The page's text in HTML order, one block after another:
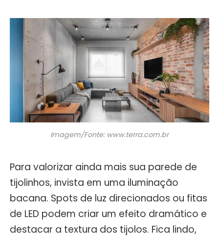
Imagem/Fonte: www.terra.com.br
Para valorizar ainda mais sua parede de
tijolinhos, invista em uma iluminação
bacana. Spots de luz direcionados ou fitas
de LED podem criar um efeito dramático e
destacar a textura dos tijolos. Fica lindo,